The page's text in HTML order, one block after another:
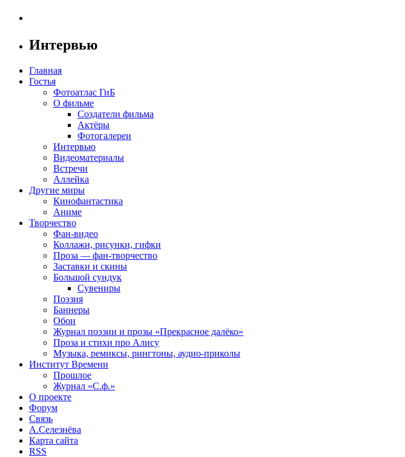
Интервью
Главная
Гостья
Фотоатлас ГиБ
О фильме
Создатели фильма
Актёры
Фотогалереи
Интервью
Видеоматериалы
Встречи
Аллейка
Другие миры
Кинофантастика
Аниме
Творчество
Фан-видео
Коллажи, рисунки, гифки
Проза — фан-творчество
Заставки и скины
Большой сундук
Сувениры
Поэзия
Баннеры
Обои
Журнал поэзии и прозы «Прекрасное далёко»
Проза и стихи про Алису
Музыка, ремиксы, рингтоны, аудио-приколы
Институт Времени
Прошлое
Журнал «С.ф.»
О проекте
Форум
Связь
А.Селезнёва
Карта сайта
RSS